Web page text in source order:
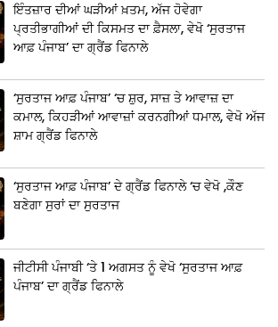
ਇੰਤਜ਼ਾਰ ਦੀਆਂ ਘੜੀਆਂ ਖ਼ਤਮ, ਅੱਜ ਹੋਵੇਗਾ
ਪ੍ਰਤੀਭਾਗੀਆਂ ਦੀ ਕਿਸਮਤ ਦਾ ਫ਼ੈਸਲਾ, ਵੇਖੋ ‘ਸੁਰਤਾਜ
ਆਫ਼ ਪੰਜਾਬ’ ਦਾ ਗ੍ਰੈਂਡ ਫਿਨਾਲੇ
‘ਸੁਰਤਾਜ ਆਫ਼ ਪੰਜਾਬ’ ‘ਚ ਸ਼ੁਰ, ਸਾਜ਼ ਤੇ ਆਵਾਜ਼ ਦਾ
ਕਮਾਲ, ਕਿਹੜੀਆਂ ਆਵਾਜ਼ਾਂ ਕਰਨਗੀਆਂ ਧਮਾਲ, ਵੇਖੋ ਅੱਜ
ਸ਼ਾਮ ਗ੍ਰੈਂਡ ਫਿਨਾਲੇ
‘ਸੁਰਤਾਜ ਆਫ਼ ਪੰਜਾਬ’ ਦੇ ਗ੍ਰੈਂਡ ਫਿਨਾਲੇ ‘ਚ ਵੇਖੋ ,ਕੌਣ
ਬਣੇਗਾ ਸੁਰਾਂ ਦਾ ਸੁਰਤਾਜ
ਜੀਟੀਸੀ ਪੰਜਾਬੀ ‘ਤੇ 1 ਅਗਸਤ ਨੂੰ ਵੇਖੋ ‘ਸੁਰਤਾਜ ਆਫ਼
ਪੰਜਾਬ’ ਦਾ ਗ੍ਰੈਂਡ ਫਿਨਾਲੇ